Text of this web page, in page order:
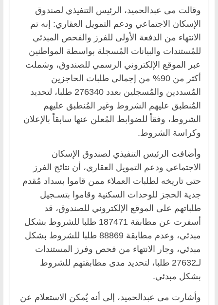
وقالت مى عبدالحميد، الرئيس التنفيذي لصندوق
الإسكان الاجتماعي ودعم التمويل العقاري: إنه تم
الانتهاء من الدفعة الأولى للفرز والفحص المبدئي
للمُستندات والبيانات المُسجلة بواسطة المواطنين
عبر الموقع الإلكتروني الرسمي للصندوق، وشملت
أكثر من 90% من إجمالي طلبات الحاجزين
المُسددين والمُسجلين بعدد 276340 طلبا، لتحديد
المُنطبق عليهم الشروط وغير المُنطبق عليهم
الشروط، وفقاً للضوابط المُعلن عنها سابقاً بالإعلان
وكراسة الشروط.
وأضافت الرئيس التنفيذي لصندوق الإسكان
الاجتماعي ودعم التمويل العقاري، أن نتائج الفرز
حتى تاريخه لطلبات العملاء ممن قاموا بسداد مُقدم
جدية الحجز للوحدات السكنية وقاموا بتسـجيل
طلباتهم على الموقع الإلكتروني للصندوق، قد
أسفرت عن مطابقة 187471 طلبا للشروط بشكل
مبدئي، وعدم مطابقة 88869 طلبا للشروط بشكل
مبدئي، وجار الانتهاء من فحص وفرز المستندات
لـ27632 طلبا، لتحديد مدى مطابقتهم للشروط
بشكل مبدئي.
وأشارت مى عبدالحميد، إلى أنه يُمكن الاستعلام عن